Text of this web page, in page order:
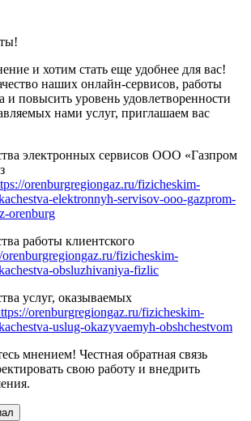
и хотим стать еще удобнее для вас!
наших онлайн-сервисов, работы
и повысить уровень удовлетворенности
нами услуг, приглашаем вас
электронных сервисов ООО «Газпром
orenburgregiongaz.ru/fizicheskim-
elektronnyh-servisov-ooo-gazprom-
orenburg
работы клиентского
orenburgregiongaz.ru/fizicheskim-
obsluzhivaniya-fizlic
услуг, оказываемых
orenburgregiongaz.ru/fizicheskim-
uslug-okazyvaemyh-obshchestvom
мнением! Честная обратная связь
свою работу и внедрить